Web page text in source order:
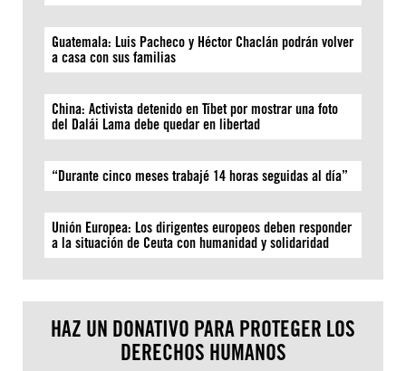
Guatemala: Luis Pacheco y Héctor Chaclán podrán volver
a casa con sus familias
China: Activista detenido en Tíbet por mostrar una foto
del Dalái Lama debe quedar en libertad
“Durante cinco meses trabajé 14 horas seguidas al día”
Unión Europea: Los dirigentes europeos deben responder
a la situación de Ceuta con humanidad y solidaridad
HAZ UN DONATIVO PARA PROTEGER LOS
DERECHOS HUMANOS